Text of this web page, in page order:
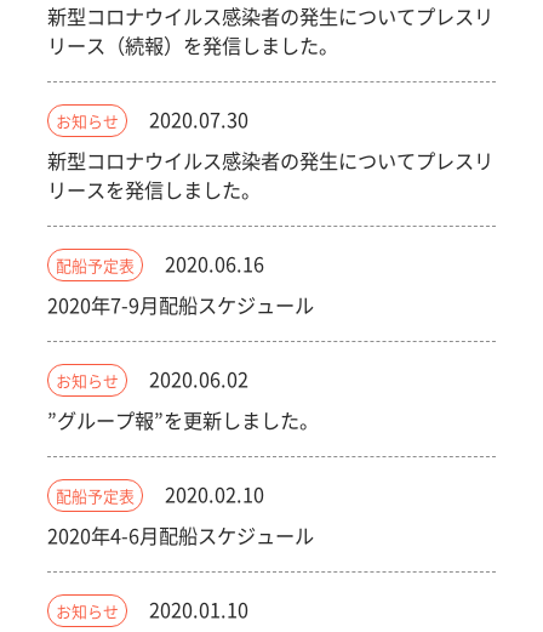
新型コロナウイルス感染者の発生についてプレスリ
リース（続報）を発信しました。
お知らせ
2020.07.30
新型コロナウイルス感染者の発生についてプレスリ
リースを発信しました。
配船予定表
2020.06.16
2020年7-9月配船スケジュール
お知らせ
2020.06.02
”グループ報”を更新しました。
配船予定表
2020.02.10
2020年4-6月配船スケジュール
お知らせ
2020.01.10